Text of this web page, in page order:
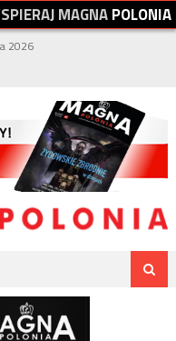
SPIERAJMAGNAPOLONIA
2026